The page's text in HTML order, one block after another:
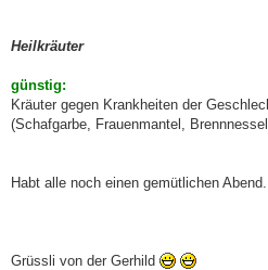
Heilkräuter
günstig:
Kräuter gegen Krankheiten der
(Schafgarbe, Frauenmantel,
Habt alle noch einen gemütlichen Abend.
Grüssli von der Gerhild